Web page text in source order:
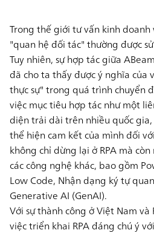
Trong thế giới tư vấn kinh
"quan hệ đối tác" thường được
Tuy nhiên, sự hợp tác giữa
đã cho ta thấy được ý nghĩa của
thực sự" trong quá trình chuyển
việc mục tiêu hợp tác như một
diện trải dài trên nhiều quốc
thể hiện cam kết của mình đối
không chỉ dừng lại ở RPA mà
các công nghệ khác, bao gồm
Low Code, Nhận dạng ký tự
Generative AI (GenAI).
Với sự thành công ở Việt Nam
việc triển khai RPA đáng chú ý